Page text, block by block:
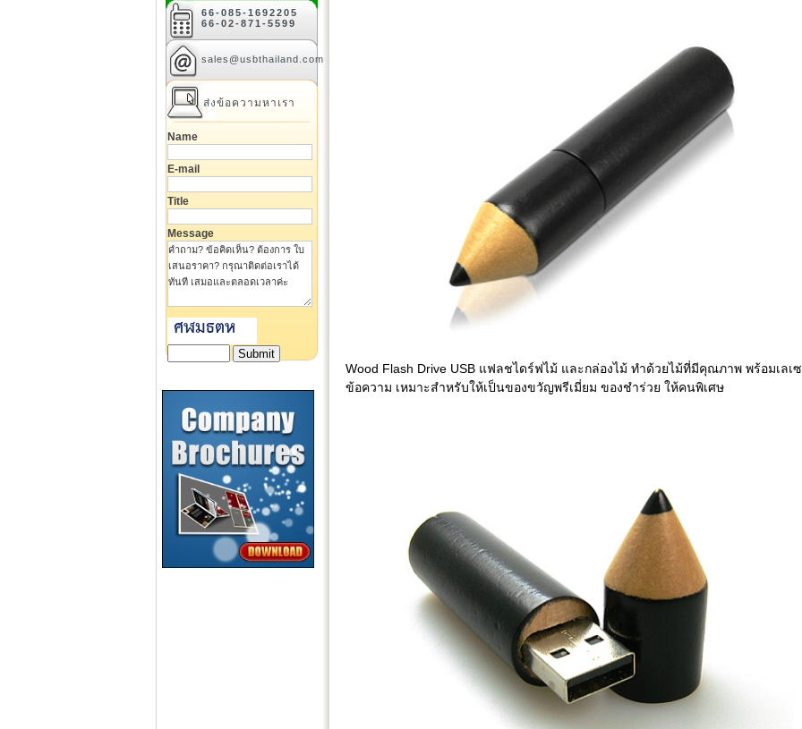
Wood Flash Drive USB แฟลชไดร์ฟไม้ และกล่องไม้ ทำด้วยไม้ที่มีคุณภาพ พร้อมเลเ
ข้อความ เหมาะสำหรับให้เป็นของขวัญพรีเมี่ยม ของชำร่วย ให้คนพิเศษ
66-085-1692205
66-02-871-5599
sales@usbthailand.com
ส่งข้อความหาเรา
Name
E-mail
Title
Message